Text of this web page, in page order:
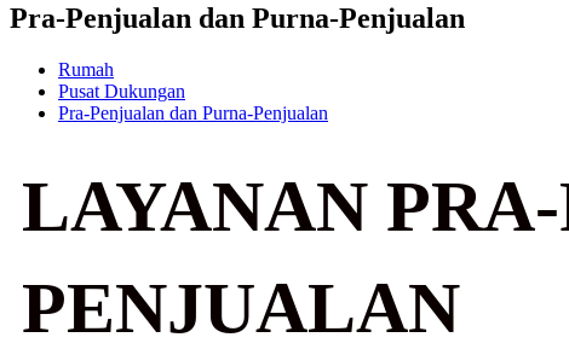
Pra-Penjualan dan Purna-Penjualan
Rumah
Pusat Dukungan
Pra-Penjualan dan Purna-Penjualan
LAYANAN
PENJUALAN